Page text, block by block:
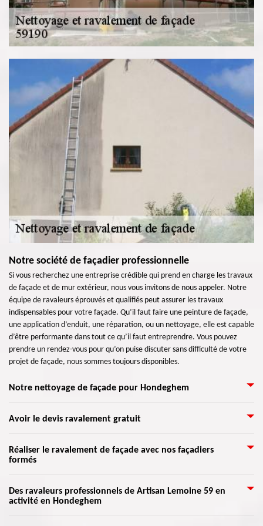
Notre société de façadier professionnelle
Si vous recherchez une entreprise crédible qui prend en charge les travaux
de façade et de mur extérieur, nous vous invitons de nous appeler. Notre
équipe de ravaleurs éprouvés et qualifiés peut assurer les travaux
indispensables pour votre façade. Qu’il faut faire une peinture de façade,
une application d’enduit, une réparation, ou un nettoyage, elle est capable
d’être performante dans tout ce qu’il faut entreprendre. Vous pouvez
prendre un rendez-vous pour qu’on puise discuter sans difficulté de votre
projet de façade, nous sommes toujours disponibles.
Notre nettoyage de façade pour Hondeghem
Le bon état de l’extérieur de votre maison est important, et nous aimerons
donner à votre bâtiment un air moche et laisser moins de lumière du jour
employés pour les entreprises.
Avoir le devis ravalement gratuit
Si la façade subit des dégâts dus à plusieurs coups extérieurs, il faut penser
à sa rénovation. Rénover une façade étant une obligation légale à faire
maison. Une telle intervention demande une grande expertise, qui assure
un traitement réussi et durable, en tenant compte des nécessités
Réaliser le ravalement de façade avec nos façadiers
formés
Grâce à l’aide de nos artisans qualifiés dans ce domaine, nous pouvons
assurer de vraies réalisations professionnelles pour une rénovation fiable
Des ravaleurs professionnels de Artisan Lemoine 59 en
activité en Hondeghem